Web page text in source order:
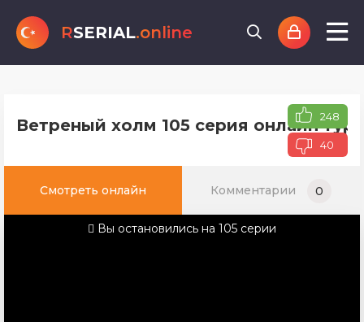
RSERIAL.online
Ветреный холм 105 серия онлайн 248
40
Смотреть онлайн Комментарии 0
Вы остановились на 105 серии